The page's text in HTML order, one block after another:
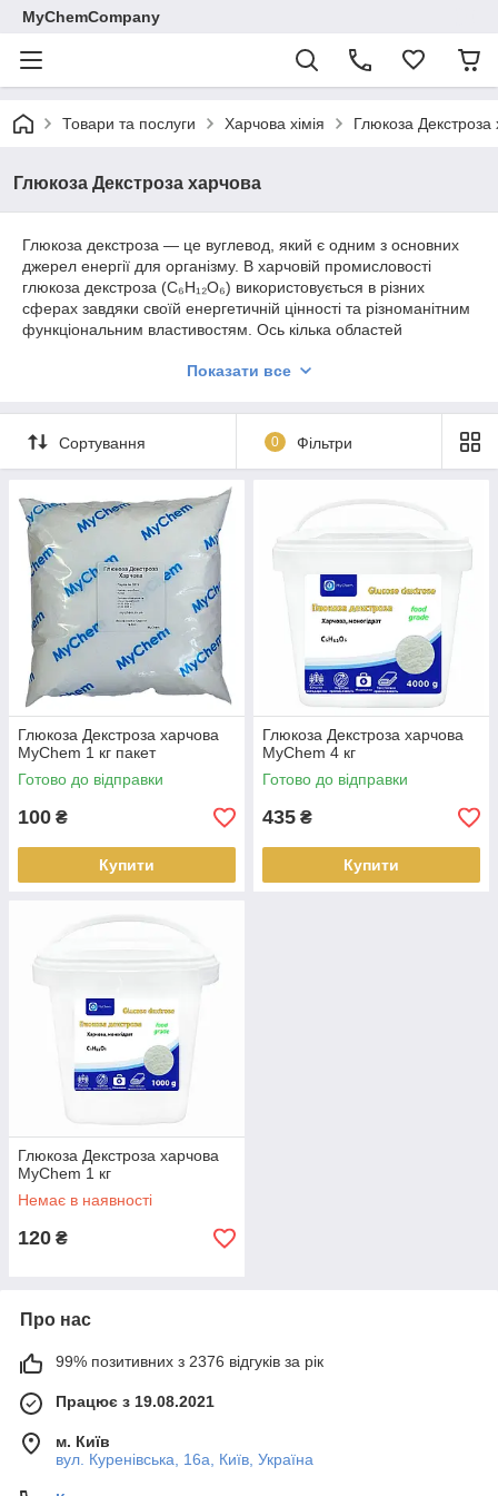
MyChemCompany
Товари та послуги Харчова хімія Глюкоза Декстроза
Глюкоза Декстроза харчова
Глюкоза декстроза — це вуглевод, який є одним з основних
джерел енергії для організму. В харчовій промисловості
глюкоза декстроза (C₆H₁₂O₆) використовується в різних
сферах завдяки своїй енергетичній цінності та різноманітним
функціональним властивостям. Ось кілька областей
Медичне застосування:Глюкоза декстроза
глюкози в крові, особливо у пацієнтів з дефіцитом
цукру.
Солодкі продукти:Широко використовується в
виробництві солодких кондитерських виробів,
жувальної гумки, цукерок та інших солодких продуктів.
Напої:Додається в напої для надання їм солодкого
смаку та енергетичної цінності.
Спортивне харчування:
Глюкоза декстроза часто
включається до складу продуктів для спортивного
харчування для швидкого відновлення енергії після
тренувань.
Хлібопекарська промисловість:Використовується
для поліпшення текстури та підняття хліба.
Морозиво:Застосовується в виробництві морозива
для запобігання утворенню кристалів льоду та
забезпечення більш ніжної текстури.
використовується як добавка для поліпшення смаку та
текстури.
декстроза може додаватися для регулювання
Показати все
Сортування 0 Фільтри
Глюкоза Декстроза харчова
MyChem 1 кг пакет
Готово до відправки
100 ₴
Купити
Глюкоза Декстроза харчова
MyChem 4 кг
Готово до відправки
435 ₴
Купити
Глюкоза Декстроза харчова
MyChem 1 кг
Немає в наявності
120 ₴
Про нас
99% позитивних з 2376 відгуків за рік
Працює з 19.08.2021
м. Київ
вул. Куренівська, 16а, Київ, Україна